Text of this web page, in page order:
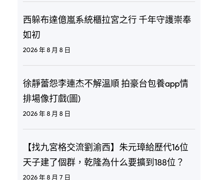
西躲布達億嵐系統櫃拉宮之行 千年守護崇奉
如初
2026 年 8 月 8 日
徐靜蕾怨李連杰不解溫順 拍豪台包養app情
排場像打戲(圖)
2026 年 8 月 8 日
【找九宮格交流劉渝西】朱元璋給歷代16位
天子建了個群，乾隆為什么要擴到188位？
2026 年 8 月 7 日